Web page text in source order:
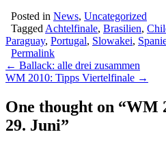
Posted in News, Uncategorized
Tagged Achtelfinale, Brasilien,
Paraguay, Portugal, Slowakei,
Permalink
Post
navigation
← Ballack: alle drei zusammen
WM 2010: Tipps Viertelfinale →
One thought on “WM
29. Juni”